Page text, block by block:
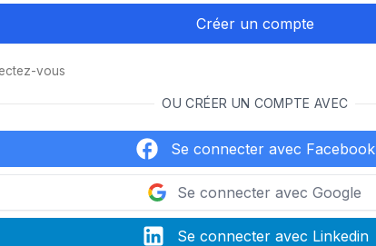
vous
OU CRÉER UN COMPTE AVEC
Se connecter avec Facebook
Se connecter avec Google
Se connecter avec Linkedin